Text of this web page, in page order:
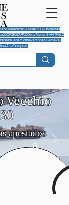
PalaciosCANNAREGIONoticias
DORSODUROObra MenorSAN POLO
IslasBebe/comePersonasCarnaval
AireCompras
0
Vecchio
apestados